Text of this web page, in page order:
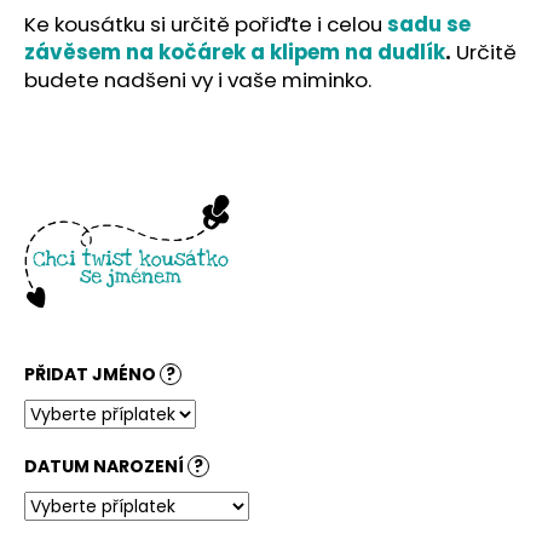
Ke kousátku si určitě pořiďte i celou sadu se
závěsem na kočárek a klipem na dudlík. Určitě
budete nadšeni vy i vaše miminko.
PŘIDAT JMÉNO ?
DATUM NAROZENÍ ?